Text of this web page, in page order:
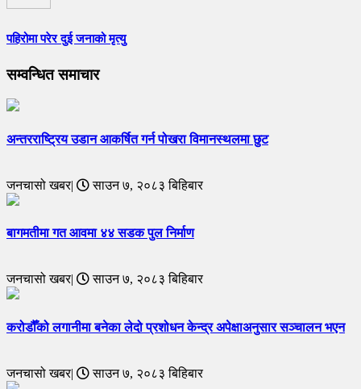
पहिरोमा परेर दुई जनाको मृत्यु
सम्वन्धित समाचार
अन्तरराष्ट्रिय उडान आकर्षित गर्न पोखरा विमानस्थलमा छुट
जनचासो खबर| साउन ७, २०८३ बिहिबार
बागमतीमा गत आवमा ४४ सडक पुल निर्माण
जनचासो खबर| साउन ७, २०८३ बिहिबार
करोडौँको लगानीमा बनेका लेदो प्रशोधन केन्द्र अपेक्षाअनुसार सञ्चालन भएन
जनचासो खबर| साउन ७, २०८३ बिहिबार